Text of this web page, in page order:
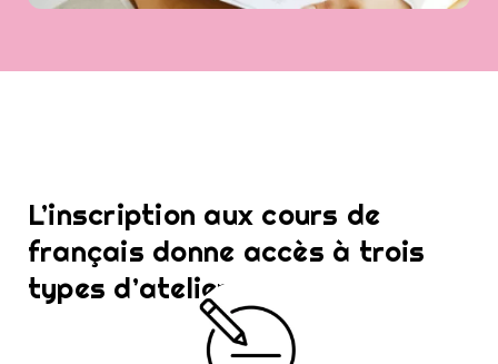
L’inscription aux cours de
français donne accès à trois
types d’ateliers :